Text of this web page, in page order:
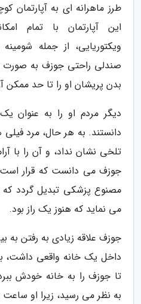
طرز ماهرانه ای به
این آپارتمان با تمام
ویکتوریایی، از جمله
صندلی راحتی جوزف به صورت
بدن پریشان او را تا حد ممکن
دیگر مردم او را به
دانستند. به هر حال، مرد
تلخی نشان نداد، و آن را
جوزف می دانست که قرار
مصنوع پزشکی تبدیل گردد که
می نماید که هنوز یک راز بود.
جوزف علاقه زیادی به رفتن به
داخل یک خانه واقعی داشت،
تا جوزف را به خانه خودش
به نظر می رسید، زیرا او ساعت